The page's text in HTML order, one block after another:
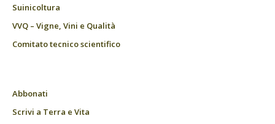
Suinicoltura
VVQ – Vigne, Vini e Qualità
Comitato tecnico scientifico
Abbonati
Scrivi a Terra e Vita